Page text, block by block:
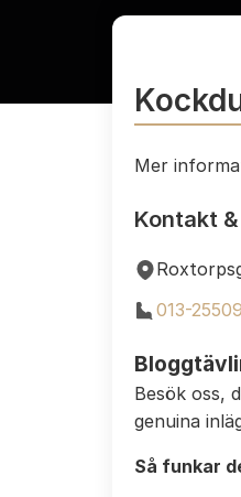
Mer
Kontakt
013-
Besök oss,
genuina
Så funkar